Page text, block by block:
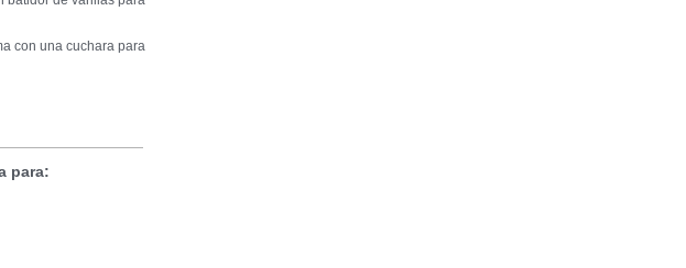
con una cuchara para
para: